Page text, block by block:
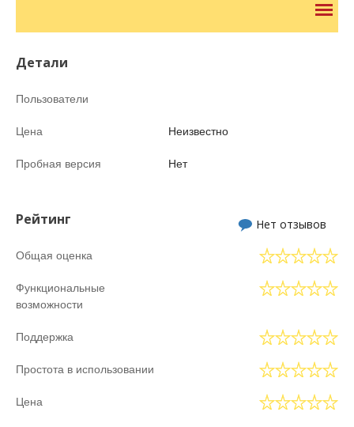
Детали
Пользователи
Цена Неизвестно
Пробная версия Нет
Рейтинг Нет отзывов
Общая оценка
Функциональные
возможности
Поддержка
Простота в использовании
Цена